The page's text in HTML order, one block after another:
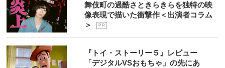
舞伎町の過酷さときらきらを独特の映
像表現で描いた衝撃作＜出演者コラム
＞
P R
『トイ・ストーリー５』レビュー
「デジタルVSおもちゃ」の先にあ